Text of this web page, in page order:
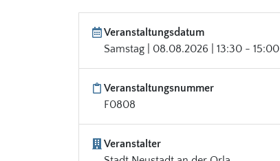
Veranstaltungsdatum
Samstag | 08.08.2026 | 13:30 - 15:00
Veranstaltungsnummer
F0808
Veranstalter